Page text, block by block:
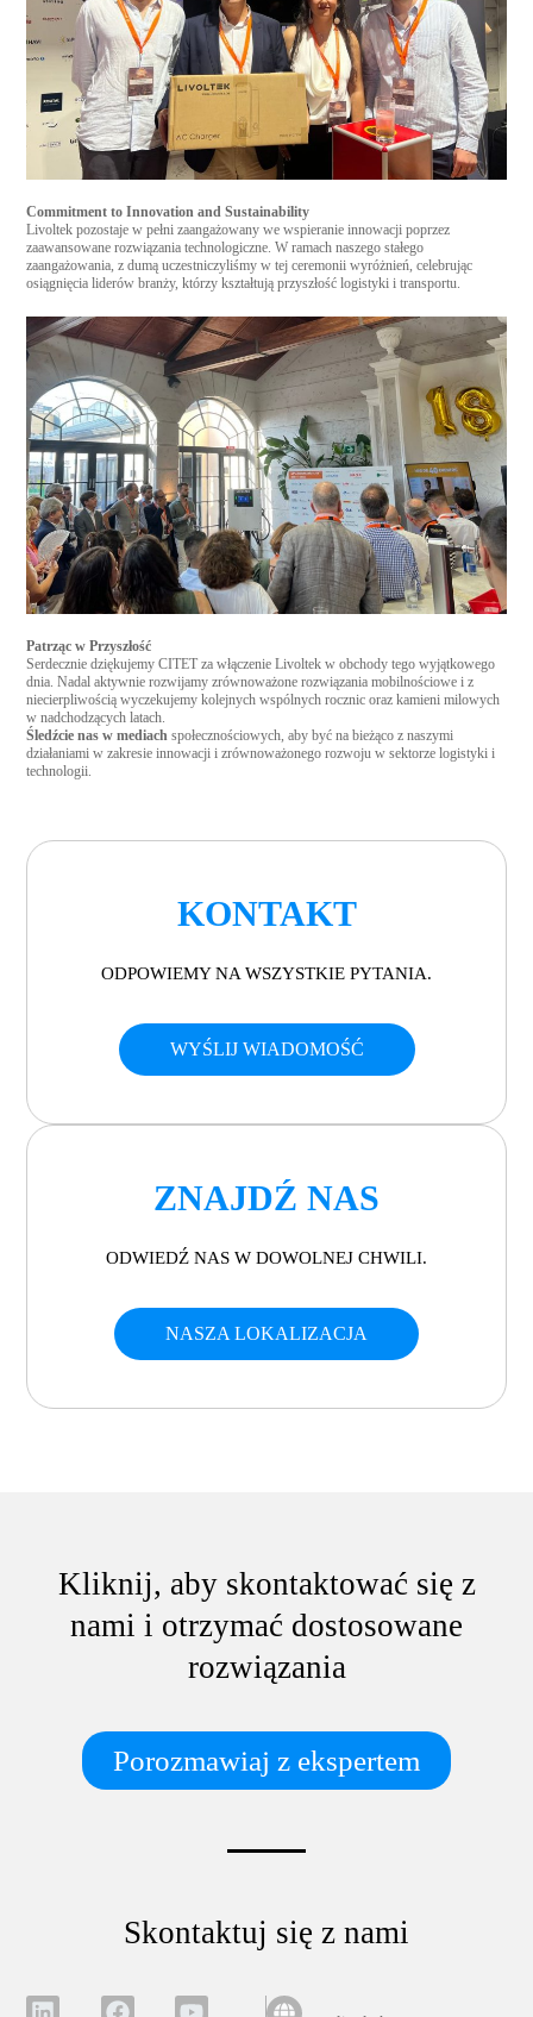
Commitment to Innovation and Sustainability
Livoltek pozostaje w pełni zaangażowany we wspieranie innowacji poprzez
zaawansowane rozwiązania technologiczne. W ramach naszego stałego
zaangażowania, z dumą uczestniczyliśmy w tej ceremonii wyróżnień, celebrując
osiągnięcia liderów branży, którzy kształtują przyszłość logistyki i transportu.
Patrząc w Przyszłość
Serdecznie dziękujemy CITET za włączenie Livoltek w obchody tego wyjątkowego
dnia. Nadal aktywnie rozwijamy zrównoważone rozwiązania mobilnościowe i z
niecierpliwością wyczekujemy kolejnych wspólnych rocznic oraz kamieni milowych
w nadchodzących latach.
Śledźcie nas w mediach społecznościowych, aby być na bieżąco z naszymi
działaniami w zakresie innowacji i zrównoważonego rozwoju w sektorze logistyki i
technologii.
KONTAKT
ODPOWIEMY NA WSZYSTKIE PYTANIA.
WYŚLIJ WIADOMOŚĆ
ZNAJDŹ NAS
ODWIEDŹ NAS W DOWOLNEJ CHWILI.
NASZA LOKALIZACJA
Kliknij, aby skontaktować się z
nami i otrzymać dostosowane
rozwiązania
Porozmawiaj z ekspertem
Skontaktuj się z nami